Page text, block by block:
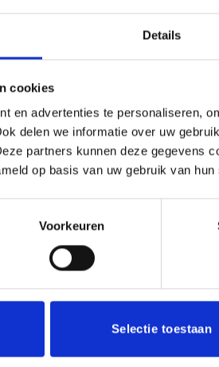
Details
cookies
en advertenties te personaliseren,
delen we informatie over uw
partners kunnen deze gegevens
op basis van uw gebruik van hun
Voorkeuren
Selectie toestaan
Toevoegen
verlanglijst